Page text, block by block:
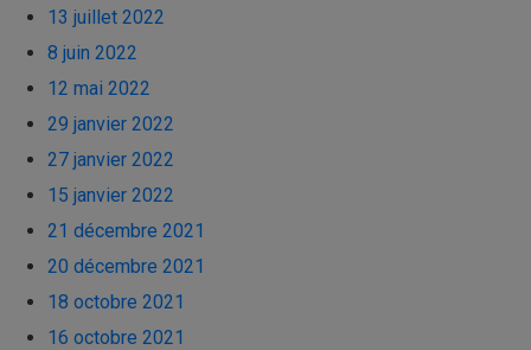
13 juillet 2022
8 juin 2022
12 mai 2022
29 janvier 2022
27 janvier 2022
15 janvier 2022
21 décembre 2021
20 décembre 2021
18 octobre 2021
16 octobre 2021